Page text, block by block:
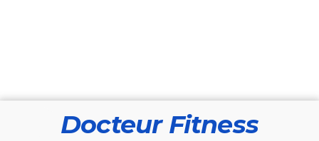
Docteur Fitness